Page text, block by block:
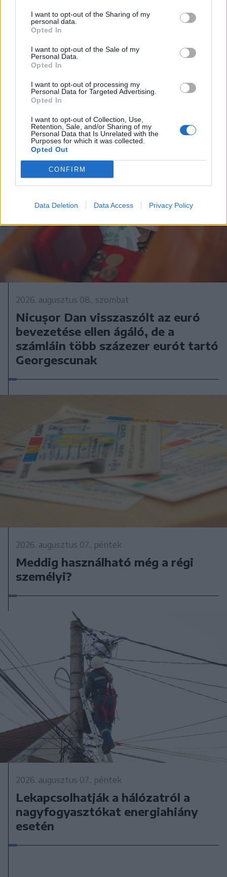
I want to opt-out of the Sharing of my
personal data.
Opted In
I want to opt-out of the Sale of my
Personal Data.
Opted In
I want to opt-out of processing my
Personal Data for Targeted Advertising.
Opted In
I want to opt-out of Collection, Use,
Retention, Sale, and/or Sharing of my
Personal Data that Is Unrelated with the
Purposes for which it was collected.
Opted Out
CONFIRM
Data Deletion Data Access Privacy Policy
2026. augusztus 08., szombat
elsüllyesztésével, tovább csökkent
a Duna vízállása Cernavodánál
2026. augusztus 08., szombat
Nicușor Dan visszaszólt az euró
bevezetése ellen ágáló, de a
számláin több százezer eurót tartó
Georgescunak
2026. augusztus 07., péntek
Meddig használható még a régi
személyi?
2026. augusztus 07., péntek
Lekapcsolhatják a hálózatról a
nagyfogyasztókat energiahiány
esetén